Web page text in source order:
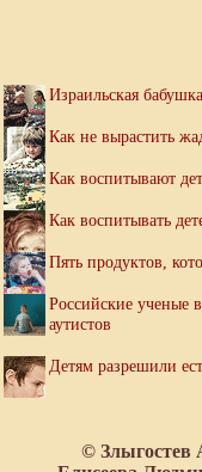
Израильская
Как не вырастить
Как воспитывают
Как воспитывать
Пять продуктов,
Российские ученые
аутистов
Детям разрешили
© Злыгостев